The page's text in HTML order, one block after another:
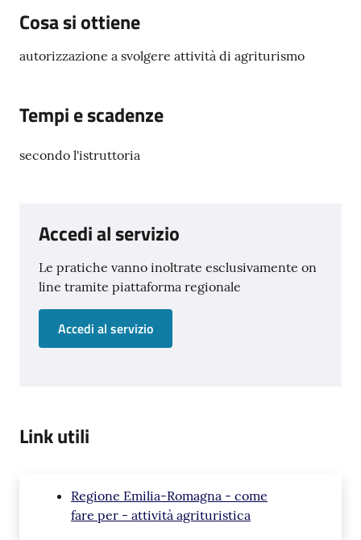
Cosa si ottiene
autorizzazione a svolgere attività di agriturismo
Tempi e scadenze
secondo l'istruttoria
Accedi al servizio
Le pratiche vanno inoltrate esclusivamente on
line tramite piattaforma regionale
Accedi al servizio
Link utili
Regione Emilia-Romagna - come
fare per - attività agrituristica